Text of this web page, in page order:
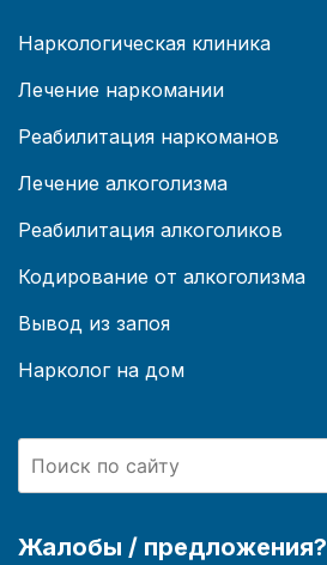
Наркологическая клиника
Лечение наркомании
Реабилитация наркоманов
Лечение алкоголизма
Реабилитация алкоголиков
Кодирование от алкоголизма
Вывод из запоя
Нарколог на дом
Жалобы / предложения?